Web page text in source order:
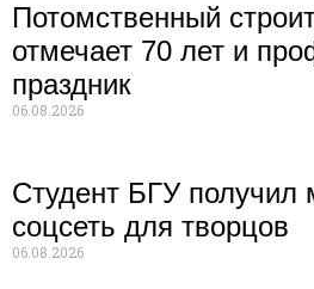
Потомственный
отмечает 70 лет и
праздник
06.08.2026
Студент БГУ получил
соцсеть для творцов
06.08.2026